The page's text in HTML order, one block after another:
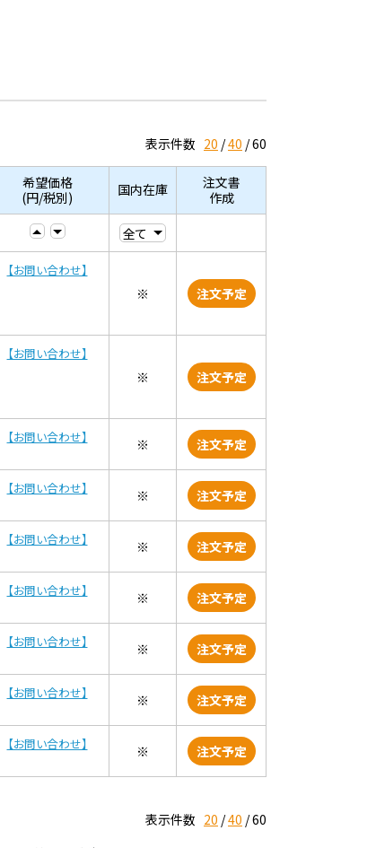
表示件数 20 40 60
希望価格
(円/税別)
国内在庫
注文書
作成
【お問い合わせ】
※ 注文予定
【お問い合わせ】
※ 注文予定
【お問い合わせ】 ※ 注文予定
【お問い合わせ】 ※ 注文予定
【お問い合わせ】 ※ 注文予定
【お問い合わせ】 ※ 注文予定
【お問い合わせ】 ※ 注文予定
【お問い合わせ】 ※ 注文予定
【お問い合わせ】 ※ 注文予定
表示件数 20 40 60